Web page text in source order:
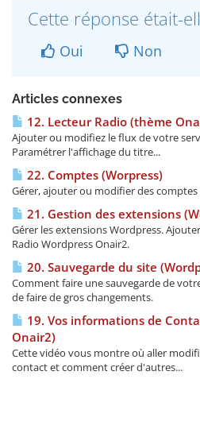
Cette réponse était-
Oui Non
Articles connexes
12. Lecteur Radio (thème
Ajouter ou modifiez le flux de votre
Paramétrer l'affichage du titre...
22. Comptes (Worpress)
Gérer, ajouter ou modifier des
21. Gestion des extensions
Gérer les extensions Wordpress.
Radio Wordpress Onair2.
20. Sauvegarde du site
Comment faire une sauvegarde de
de faire de gros changements.
19. Vos informations de
Onair2)
Cette vidéo vous montre où aller
contact et comment créer d'autres...